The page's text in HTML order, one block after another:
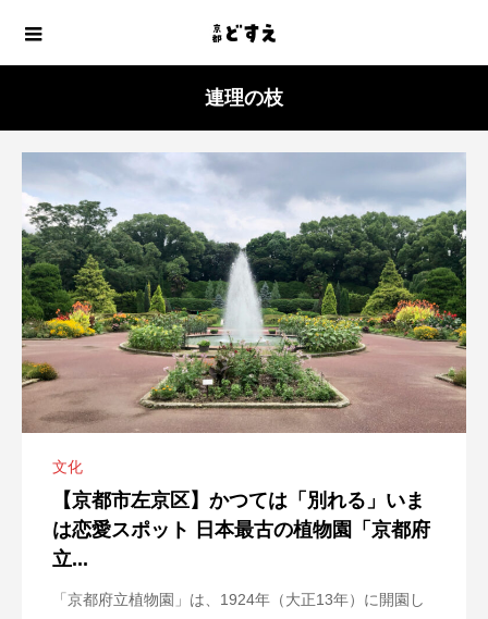
連理の枝
文化
【京都市左京区】かつては「別れる」いま
は恋愛スポット 日本最古の植物園「京都府
立...
「京都府立植物園」は、1924年（大正13年）に開園し